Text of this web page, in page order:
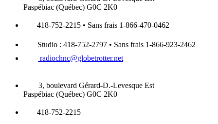
Paspébiac (Québec) G0C 2K0
418-752-2215 • Sans frais 1-866-470-0462
Studio : 418-752-2797 • Sans frais 1-866-923-2462
radiochnc@globetrotter.net
3, boulevard Gérard-D.-Levesque Est
Paspébiac (Québec) G0C 2K0
418-752-2215